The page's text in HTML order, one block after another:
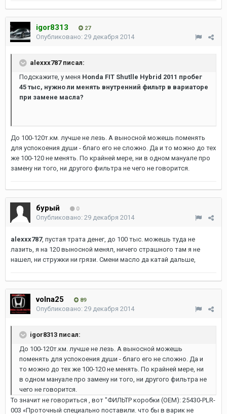
igor8313 27
Опубликовано: 29 декабря 2014
alexxx787 писал:
Подскажите, у меня Honda FIT Shutlle Hybrid 2011 пробег
45 тыс, нужно ли менять внутренний фильтр в вариаторе
при замене масла?
До 100-120т.км. лучше не лезь. А выносной можешь поменять
для успокоения души - благо его не сложно. Да и то можно до тех
же 100-120 не менять. По крайней мере, ни в одном мануале про
замену ни того, ни другого фильтра не чего не говорится.
бурый 0
Опубликовано: 29 декабря 2014
alexxx787, пустая трата денег, до 100 тыс. можешь туда не
лазить, я на 120 выносной менял, ничего страшного там я не
нашел, ни стружки ни грязи. Смени масло да катай дальше,
volna25 89
Опубликовано: 29 декабря 2014
igor8313 писал:
До 100-120т.км. лучше не лезь. А выносной можешь
поменять для успокоения души - благо его не сложно. Да и
то можно до тех же 100-120 не менять. По крайней мере, ни
в одном мануале про замену ни того, ни другого фильтра не
чего не говорится.
То значит не говориться , вот "ФИЛЬТР коробки (OEM): 25430-PLR-
003 «Проточный специально поставили. что бы в варик не